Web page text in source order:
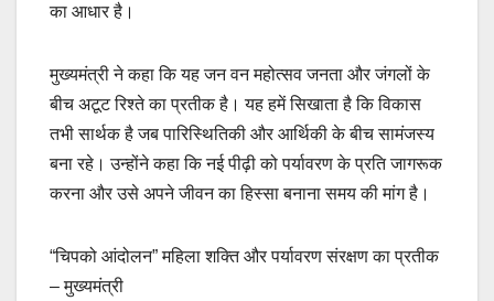
का आधार है।
मुख्यमंत्री ने कहा कि यह जन वन महोत्सव जनता और जंगलों के
बीच अटूट रिश्ते का प्रतीक है। यह हमें सिखाता है कि विकास
तभी सार्थक है जब पारिस्थितिकी और आर्थिकी के बीच सामंजस्य
बना रहे। उन्होंने कहा कि नई पीढ़ी को पर्यावरण के प्रति जागरूक
करना और उसे अपने जीवन का हिस्सा बनाना समय की मांग है।
“चिपको आंदोलन” महिला शक्ति और पर्यावरण संरक्षण का प्रतीक
– मुख्यमंत्री